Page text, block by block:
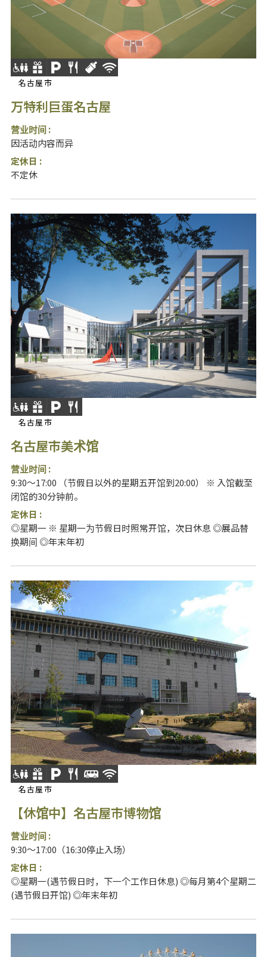
名古屋市
万特利巨蛋名古屋
营业时间 :
因活动内容而异
定休日 :
不定休
名古屋市
名古屋市美术馆
营业时间 :
9:30～17:00 （节假日以外的星期五开馆到20:00） ※ 入馆截至
闭馆的30分钟前。
定休日 :
◎星期一 ※ 星期一为节假日时照常开馆，次日休息 ◎展品替
换期间 ◎年末年初
名古屋市
【休馆中】名古屋市博物馆
营业时间 :
9:30～17:00（16:30停止入场）
定休日 :
◎星期一(遇节假日时，下一个工作日休息) ◎每月第4个星期二
(遇节假日开馆) ◎年末年初